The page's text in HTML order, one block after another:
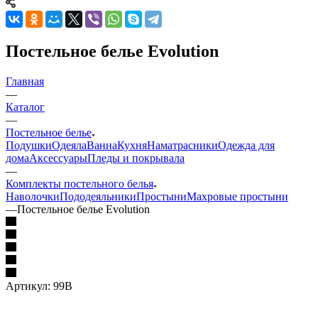
Постельное белье Evolution
Главная
—
Каталог
—
Постельное белье
ПодушкиОдеялаВаннаКухняНаматрасникиОдежда для
домаАксессуарыПледы и покрывала
—
Комплекты постельного белья
НаволочкиПододеяльникиПростыниМахровые простыни
—Постельное белье Evolution
Артикул: 99В